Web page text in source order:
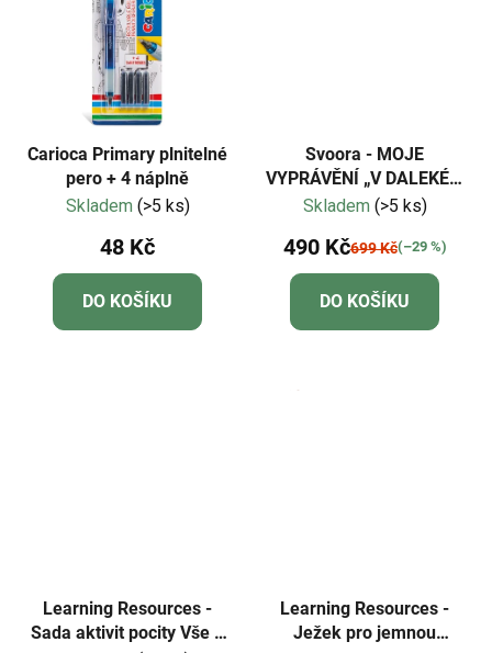
Carioca Primary plnitelné
pero + 4 náplně
Skladem (>5 ks)
48 Kč
DO KOŠÍKU
Svoora - MOJE
VYPRÁVĚNÍ „V DALEKÉM
KRÁLOVSTVÍ“
Skladem (>5 ks)
490 Kč699 Kč(–29 %)
DO KOŠÍKU
Learning Resources -
Sada aktivit pocity Vše o
Learning Resources -
Ježek pro jemnou